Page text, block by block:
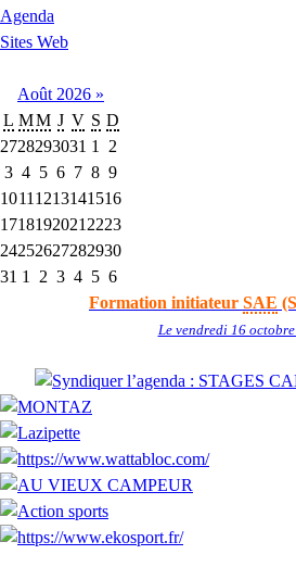
Agenda
Sites Web
Août 2026 »
L MM J V S D
2728293031 1
2
3 4 5 6 7 8 9
1011 1213141516
1718192021 2223
24252627282930
31 1 2 3 4 5 6
Formation initiateur SAE
Le vendredi 16